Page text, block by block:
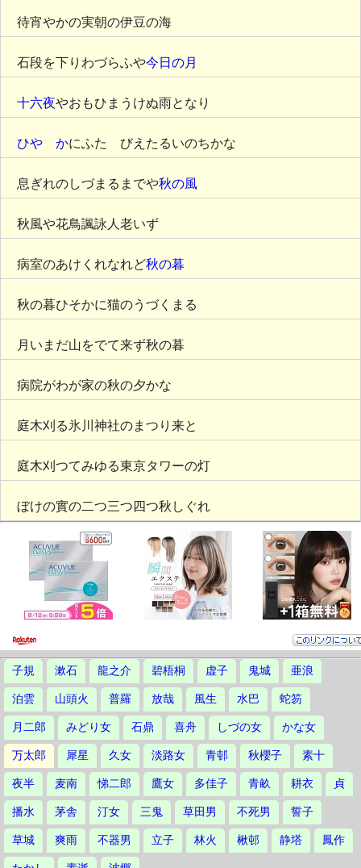
待宵やかの実朝の伊豆の海
石段を下りわづらふや今日の月
十六夜やおもひまうけぬ雨となり
ひやゝかにふたゝびえたるいのちかな
息ぎれのしづまるまでや秋の風
秋風や花鳥諷詠人老いず
病室のあけくれなれど秋の暮
秋の暮ひそかに猫のうづくまる
月いまだ山をでて来ず秋の暮
病院がわが家の秋の夕かな
庭木刈る氷川神社のまつり来と
庭木刈つてみゆる東京タワーの灯
ぼけの實の二つ三つ四つ秋しぐれ
子規 漱石 龍之介 碧梧桐 虚子 鬼城 亜浪
泊雲 山頭火 普羅 放哉 風生 水巴 蛇笏
月二郎 みどり女 石鼎 喜舟 しづの女 かな女
万太郎 犀星 久女 淡路女 青邨 秋櫻子 素十
夜半 麦南 悌二郎 鷹女 多佳子 青畝 耕衣 貞
播水 茅舎 汀女 三鬼 草田男 不死男 誓子
草城 爽雨 不器男 立子 林火 楸邨 静塔 鳳作